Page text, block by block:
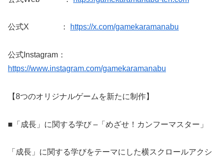
公式X ： https://x.com/gamekaramanabu
公式Instagram：
https://www.instagram.com/gamekaramanabu
【8つのオリジナルゲームを新たに制作】
■「成長」に関する学び –「めざせ！カンフーマスター」
「成長」に関する学びをテーマにした横スクロールアクシ